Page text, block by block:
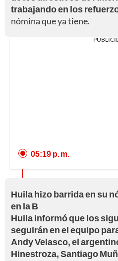
trabajando en los
nómina que ya tiene.
05:19 p. m.
Huila hizo barrida en su
en la B
Huila informó que los
seguirán en el equipo
Andy Velasco, el
Hinestroza, Santiago